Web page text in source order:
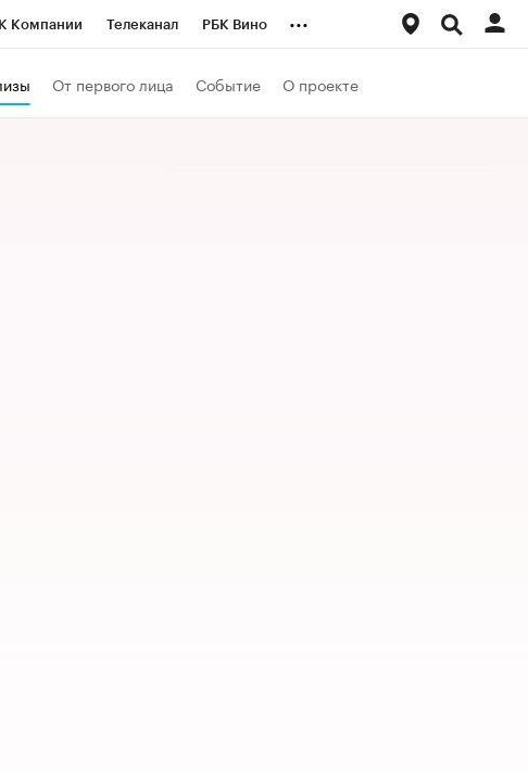
Компании Телеканал РБК Вино ...
От первого лица Событие О проекте